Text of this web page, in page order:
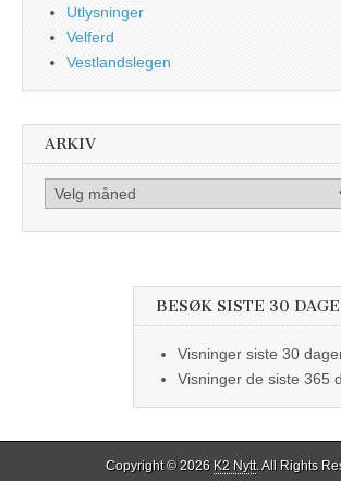
Utlysninger
Velferd
Vestlandslegen
ARKIV
Arkiv
BESØK SISTE 30
Visninger siste 30
Visninger de siste 365
Copyright © 2026 K2 Nytt. All Rights